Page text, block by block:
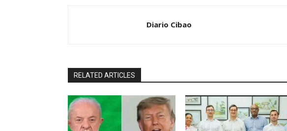
Diario Cibao
RELATED ARTICLES